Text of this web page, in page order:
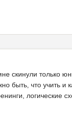
скинули только
быть, что учить